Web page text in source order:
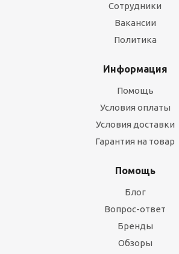
Сотрудники
Вакансии
Политика
Информация
Помощь
Условия оплаты
Условия доставки
Гарантия на товар
Помощь
Блог
Вопрос-ответ
Бренды
Обзоры